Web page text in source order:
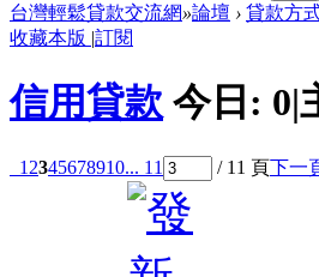
台灣輕鬆貸款交流網»論壇 › 貸款方
收藏本版 |訂閱
信用貸款 今日: 0|
1 2345678910... 11 / 11 頁下一